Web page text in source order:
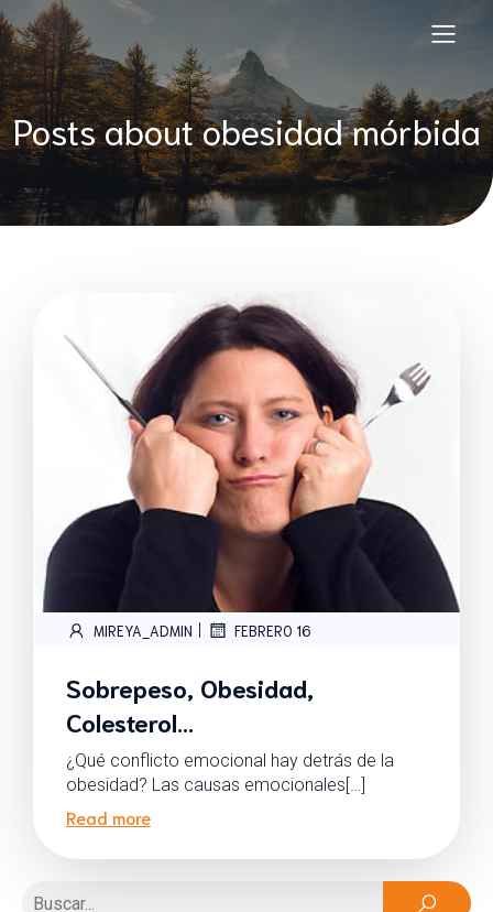
Posts about obesidad mórbida
MIREYA_ADMIN | FEBRERO 16
Sobrepeso, Obesidad,
Colesterol…
¿Qué conflicto emocional hay detrás de la
obesidad? Las causas emocionales[…]
Read more